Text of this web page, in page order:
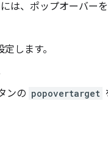
は、ポップオーバー
します。
ンの popovertarget